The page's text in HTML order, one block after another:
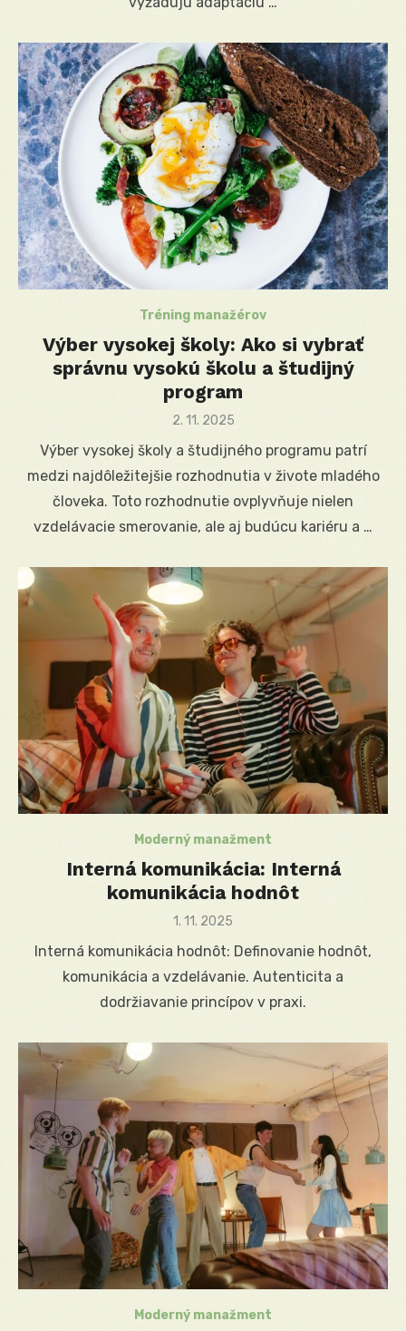
Tréning manažérov
Výber vysokej školy: Ako si vybrať
správnu vysokú školu a študijný
program
Posted
2. 11. 2025
Výber vysokej školy a študijného programu patrí
medzi najdôležitejšie rozhodnutia v živote mladého
človeka. Toto rozhodnutie ovplyvňuje nielen
vzdelávacie smerovanie, ale aj budúcu kariéru a …
Moderný manažment
Interná komunikácia: Interná
komunikácia hodnôt
Posted
1. 11. 2025
Interná komunikácia hodnôt: Definovanie hodnôt,
komunikácia a vzdelávanie. Autenticita a
dodržiavanie princípov v praxi.
Moderný manažment